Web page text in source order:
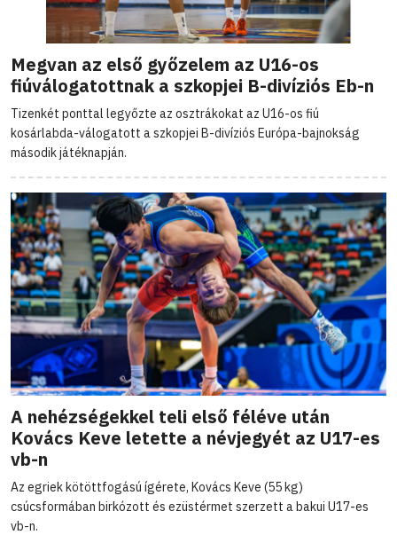
Megvan az első győzelem az U16-os
fiúválogatottnak a szkopjei B-divíziós Eb-n
Tizenkét ponttal legyőzte az osztrákokat az U16-os fiú
kosárlabda-válogatott a szkopjei B-divíziós Európa-bajnokság
második játéknapján.
A nehézségekkel teli első féléve után
Kovács Keve letette a névjegyét az U17-es
vb-n
Az egriek kötöttfogású ígérete, Kovács Keve (55 kg)
csúcsformában birkózott és ezüstérmet szerzett a bakui U17-es
vb-n.